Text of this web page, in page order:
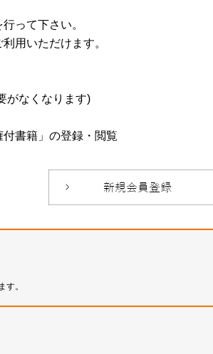
って下さい。
用いただけます。
がなくなります)
付書籍」の登録・閲覧
す。